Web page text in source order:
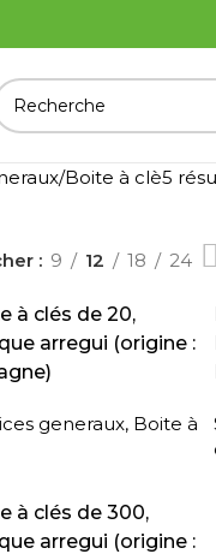
Boite à clè5
9 12 18 24
SUITE
à clés de 20,
arregui (origine :
generaux, Boite à
SUITE
à clés de 300,
arregui (origine :